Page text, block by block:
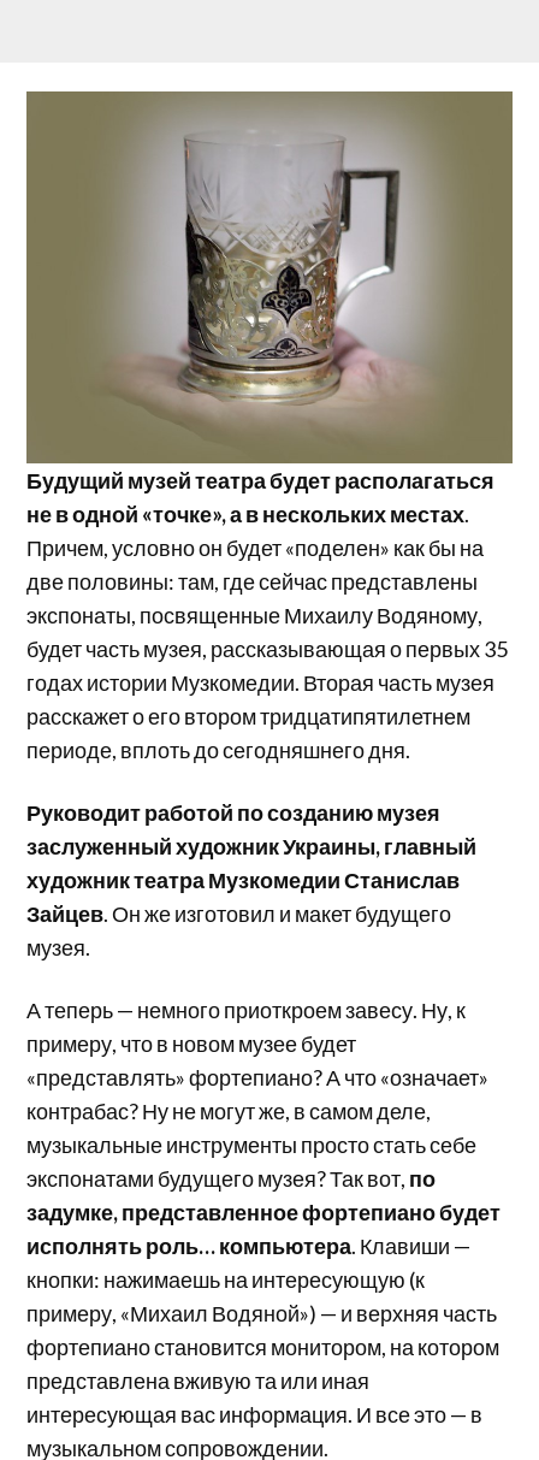
Будущий музей театра будет располагаться
не в одной «точке», а в нескольких местах.
Причем, условно он будет «поделен» как бы на
две половины: там, где сейчас представлены
экспонаты, посвященные Михаилу Водяному,
будет часть музея, рассказывающая о первых 35
годах истории Музкомедии. Вторая часть музея
расскажет о его втором тридцатипятилетнем
периоде, вплоть до сегодняшнего дня.
Руководит работой по созданию музея
заслуженный художник Украины, главный
художник театра Музкомедии Станислав
Зайцев. Он же изготовил и макет будущего
музея.
А теперь — немного приоткроем завесу. Ну, к
примеру, что в новом музее будет
«представлять» фортепиано? А что «означает»
контрабас? Ну не могут же, в самом деле,
музыкальные инструменты просто стать себе
экспонатами будущего музея? Так вот, по
задумке, представленное фортепиано будет
исполнять роль… компьютера. Клавиши —
кнопки: нажимаешь на интересующую (к
примеру, «Михаил Водяной») — и верхняя часть
фортепиано становится монитором, на котором
представлена вживую та или иная
интересующая вас информация. И все это — в
музыкальном сопровождении.